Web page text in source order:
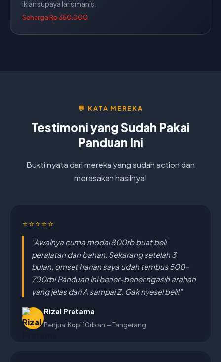
iklan supaya laris manis.
Seharga Rp 350.000
💬 KATA MEREKA
Testimoni yang Sudah Pakai
Panduan Ini
Bukti nyata dari mereka yang sudah action dan
merasakan hasilnya!
⭐⭐⭐⭐⭐
"Awalnya cuma modal 800rb buat beli
peralatan dan bahan. Sekarang setelah 3
bulan, omset harian saya udah tembus 500-
700rb! Panduan ini bener-bener ngasih arahan
yang jelas dari A sampai Z. Gak nyesel beli!"
Rizal Pratama
Penjual Kopi 10rb an — Tangerang